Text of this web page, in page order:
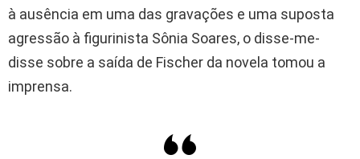
à ausência em uma das gravações e uma suposta
agressão à figurinista Sônia Soares, o disse-me-
disse sobre a saída de Fischer da novela tomou a
imprensa.